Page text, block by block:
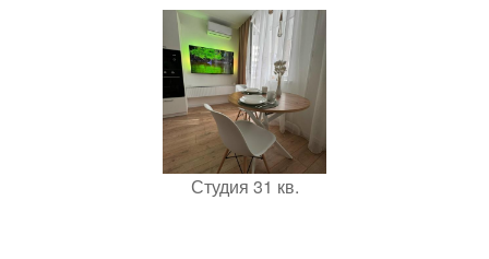
Студия 31 кв.